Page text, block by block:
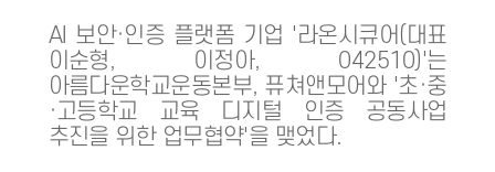
AI 보안·인증 플랫폼 기업 '라온시큐어(대표
이순형, 이정아, 042510)'는
아름다운학교운동본부, 퓨쳐앤모어와 '초·중
·고등학교 교육 디지털 인증 공동사업
추진을 위한 업무협약'을 맺었다.